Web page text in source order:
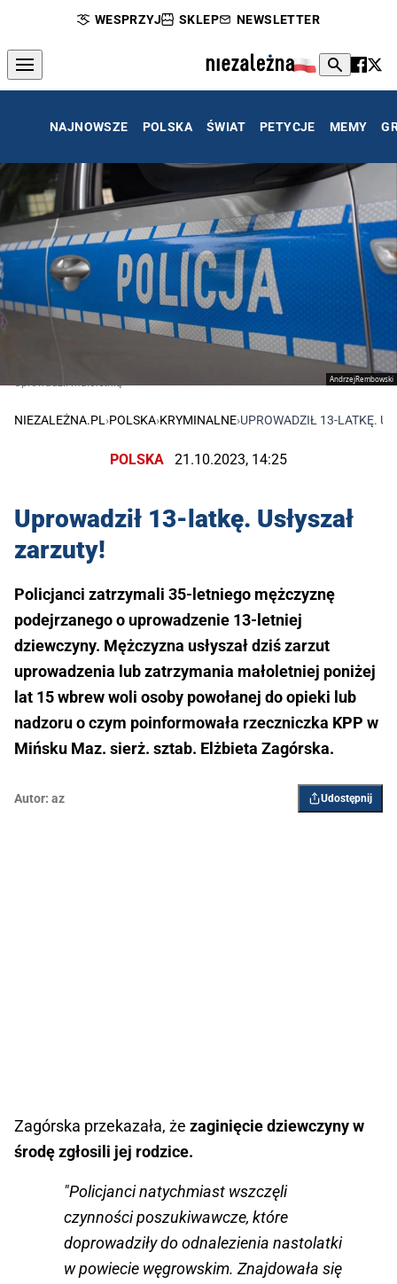
WESPRZYJ SKLEP NEWSLETTER
NAJNOWSZE POLSKA ŚWIAT PETYCJE MEMY
AndrzejRembowski
Uprowadził małoletnią
NIEZALEŻNA.PL ›POLSKA›KRYMINALNE›UPROWADZIŁ 13-LATKĘ.
POLSKA 21.10.2023, 14:25
Uprowadził 13-latkę. Usłyszał
zarzuty!
Policjanci zatrzymali 35-letniego mężczyznę
podejrzanego o uprowadzenie 13-letniej
dziewczyny. Mężczyzna usłyszał dziś zarzut
uprowadzenia lub zatrzymania małoletniej poniżej
lat 15 wbrew woli osoby powołanej do opieki lub
nadzoru o czym poinformowała rzeczniczka KPP w
Mińsku Maz. sierż. sztab. Elżbieta Zagórska.
Autor: az Udostępnij
Zagórska przekazała, że zaginięcie dziewczyny w
środę zgłosili jej rodzice.
"Policjanci natychmiast wszczęli
czynności poszukiwawcze, które
doprowadziły do odnalezienia nastolatki
w powiecie węgrowskim. Znajdowała się